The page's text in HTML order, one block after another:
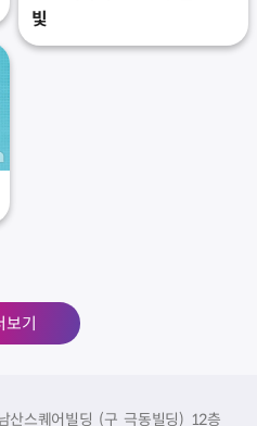
빛
보기
스퀘어빌딩 (구 극동빌딩) 12층